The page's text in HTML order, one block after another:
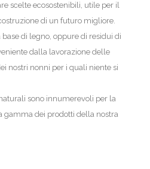
scelte ecosostenibili, utile per il
di un futuro migliore.
di legno, oppure di residui di
dalla lavorazione delle
nostri nonni per i quali niente si
sono innumerevoli per la
gamma dei prodotti della nostra